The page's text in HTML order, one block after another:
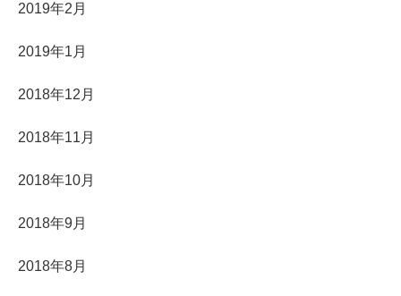
2019年2月
2019年1月
2018年12月
2018年11月
2018年10月
2018年9月
2018年8月